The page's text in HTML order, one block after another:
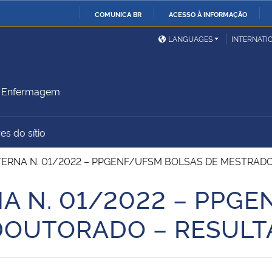
COMUNICA BR ACESSO À INFORMAÇÃO
Ministério da Defesa
Ministério das Relações
Exteriores
Ministério do
Desenvolvimento Regional
União
Advocacia-Geral da União Banco Central do Brasil
LANGUAGES
do sítio
N. 01/2022 – PPGENF/UFSM BOLSAS DE
N. 01/2022 –
–